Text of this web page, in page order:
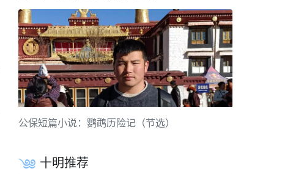
公保短篇小说：鹦鹉历险记（节选）
十明推荐